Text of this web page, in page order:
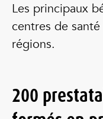
Les principaux
centres de
régions.
200